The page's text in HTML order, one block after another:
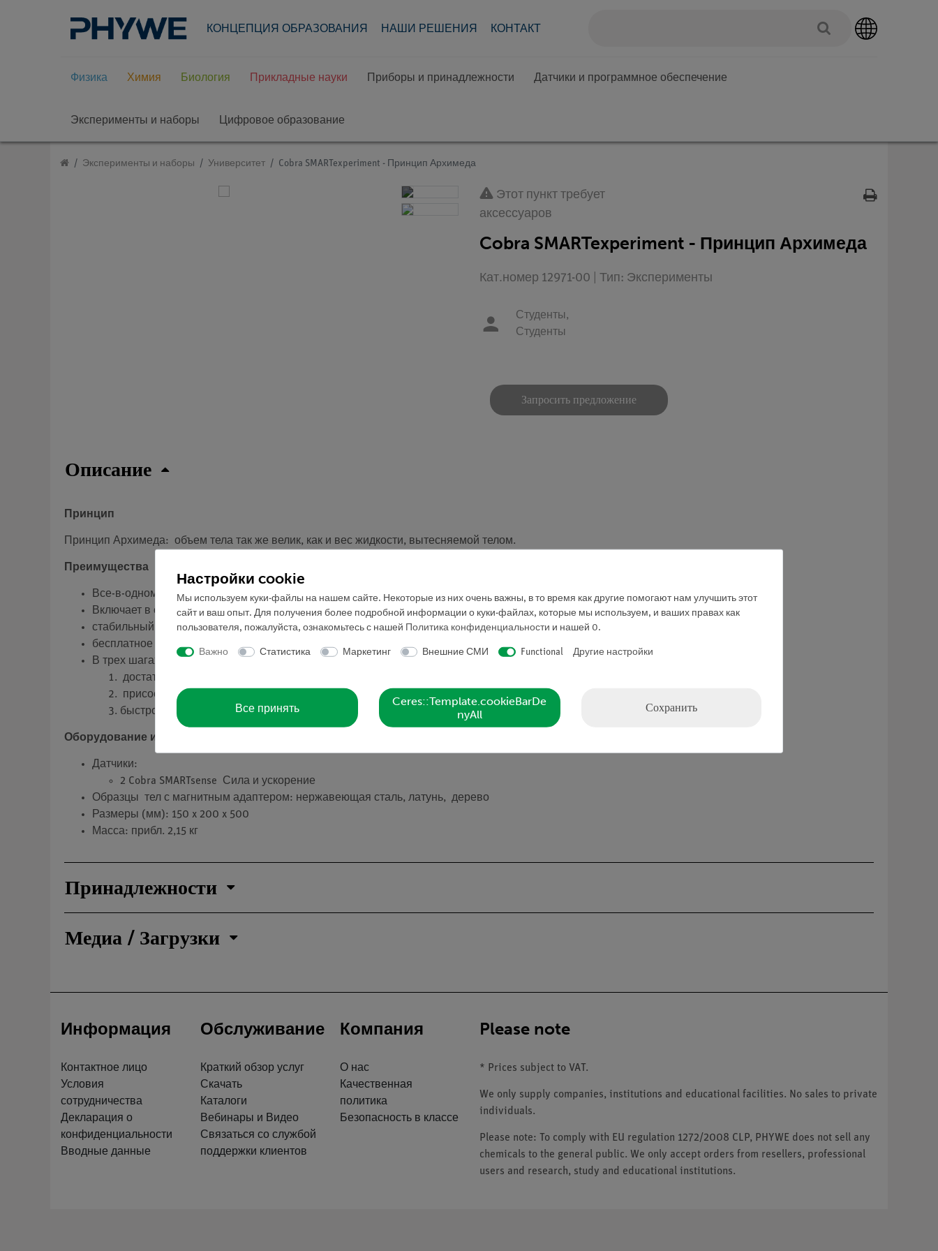
КОНЦЕПЦИЯ ОБРАЗОВАНИЯ НАШИ РЕШЕНИЯ КОНТАКТ
Физика Химия Биология Прикладные науки Приборы и принадлежности Датчики и программное обеспечение
Эксперименты и наборы Цифровое образование
Эксперименты и наборы Университет Cobra SMARTexperiment - Принцип Архимеда
Этот пункт требует
аксессуаров
Cobra SMARTexperiment - Принцип Архимеда
Кат.номер 12971-00 | Тип: Эксперименты
Студенты,
Студенты
Запросить предложение
Описание
Принцип
Принцип Архимеда: объем тела так же велик, как и вес жидкости, вытесняемой телом.
Преимущества
Все-в-одном эксперименте - без длительной настройки, без необходимости в интерфейсе.
Включает в себя все необходимые для измерения компоненты и датчики.
стабильный штативный материал
бесплатное измерительное приложение MeasureAPP
В трех шагах к результату:
достать из шкафа
присоединить датчик и включить
быстро и интуитивно измерить
Оборудование и технические данные
Датчики:
2 Cobra SMARTsense Сила и ускорение
Образцы тел с магнитным адаптером: нержавеющая сталь, латунь, дерево
Размеры (мм): 150 x 200 x 500
Масса: прибл. 2,15 кг
Принадлежности
Медиа / Загрузки
Информация
Контактное лицо
Условия
сотрудничества
Декларация о
конфиденциальности
Вводные данные
Обслуживание
Краткий обзор услуг
Скачать
Каталоги
Вебинары и Видео
Связаться со службой
поддержки клиентов
Компания
О нас
Качественная
политика
Безопасность в классе
Please note
* Prices subject to VAT.
We only supply companies, institutions and educational facilities. No sales to private
individuals.
Please note: To comply with EU regulation 1272/2008 CLP, PHYWE does not sell any
chemicals to the general public. We only accept orders from resellers, professional
users and research, study and educational institutions.
Настройки cookie
Мы используем куки-файлы на нашем сайте. Некоторые из них очень важны, в то время как другие помогают нам улучшить этот
сайт и ваш опыт. Для получения более подробной информации о куки-файлах, которые мы используем, и ваших правах как
пользователя, пожалуйста, ознакомьтесь с нашей Политика конфиденциальности и нашей 0.
Важно Статистика Маркетинг Внешние СМИ Functional Другие настройки
Все принять
Ceres::Template.cookieBarDe
nyAll
Сохранить